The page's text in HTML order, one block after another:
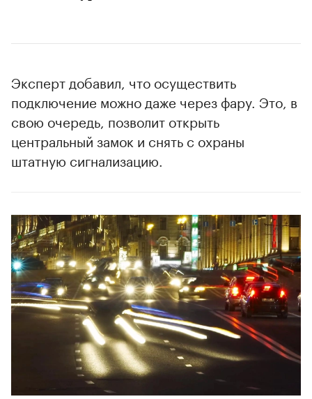
Эксперт добавил, что осуществить
подключение можно даже через фару. Это, в
свою очередь, позволит открыть
центральный замок и снять с охраны
штатную сигнализацию.